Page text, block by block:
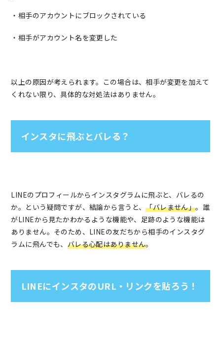
・相手のアカウントにブロックされている
・相手がアカウント名を変更した
以上の原因が考えられます。この場合は、相手が変更を加えて
くれない限り、具体的な対処法はありません。
インスタに飛ぶとバレる？
LINEのプロフィールからインスタグラムに飛ぶと、バレるの
か。という疑問ですが、結論から言うと、「バレません」。誰
がLINEから見たかわかるような機能や、足跡のような機能は
ありません。そのため、LINEの友だちから相手のインスタグ
ラムに飛んでも、 バレる心配はありません。
LINEにインスタのURL・リンクを貼ろう！